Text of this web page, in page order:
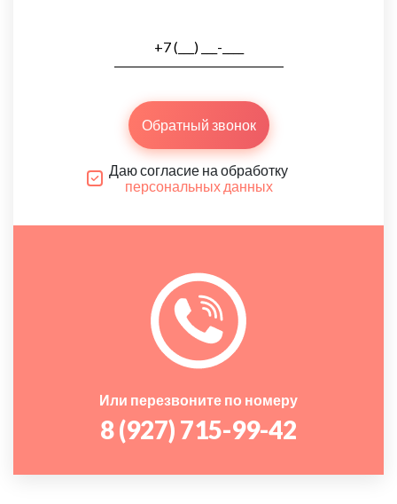
Обратный звонок
Даю согласие на обработку
персональных данных
Или перезвоните по номеру
8 (927) 715-99-42